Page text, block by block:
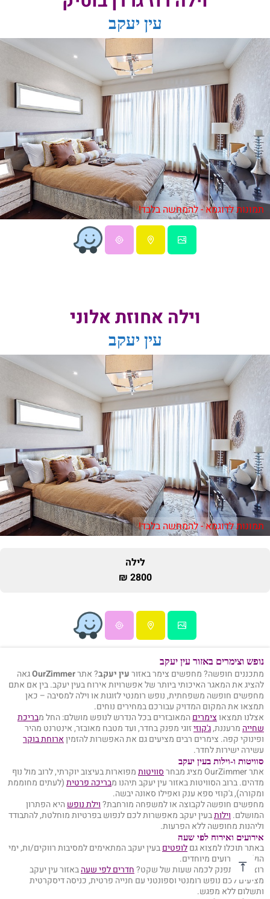
עין יעקב
תמונות לדוגמא - להמחשה בלבד!
וילה אחוזת אלוני
עין יעקב
תמונות לדוגמא - להמחשה בלבד!
לילה
2800 ₪
נופש וצימרים באזור עין יעקב
מתכננים חופשה? מחפשים צימר באזורעין יעקב? אתרOurZimmerגאה
להציג את המאגר האיכותי ביותר של אפשרויות אירוח בעין יעקב. בין אם אתם
מחפשים חופשה משפחתית, נופש רומנטי לזוגות או וילה למסיבה – כאן
תמצאו את המקום המדויק עבורכם במחירים נוחים.
אצלנו תמצאוצימריםהמאובזרים בכל הנדרש לנופש מושלם: החל מבריכת
שחייה מרעננת,ג'קוזיזוגי מפנק בחדר, ועד מטבח מאובזר, אינטרנט מהיר
ופינוקי קפה. צימרים רבים מציעים גם את האפשרות להזמיןארוחת בוקר
עשירה ישירות לחדר.
סוויטות ו-וילות בעין יעקב
אתר OurZimmer מציג מבחר סוויטותמפוארות בעיצוב יוקרתי, לרוב מול נוף
מדהים. ברוב הסוויטות באזור עין יעקב תיהנו מבריכה פרטית(לעתים מחוממת
ומקורה), ג'קוזי ספא ענק ואפילו סאונה יבשה.
מחפשים חופשה לקבוצה או למשפחה מורחבת?וילת נופשהיא הפתרון
המושלם. וילותבעין יעקב מאפשרות לכם לנפוש בפרטיות מוחלטת, להתבודד
וליהנות מחופשה ללא הפרעות.
אירועים ואירוח לפי שעה
באתר תוכלו למצוא גםלופטיםבעין יעקב המתאימים למסיבות רווקים/ות, ימי
הולדת ואירועים מיוחדים.
רוצים להתפנק לכמה שעות של שקט?חדרים לפי שעהבאזור עין יעקב
מציעים לכם נופש רומנטי וספונטני עם חנייה פרטית, כניסה דיסקרטית
ותשלום ללא מפגש.